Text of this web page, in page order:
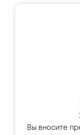
Вы вносите